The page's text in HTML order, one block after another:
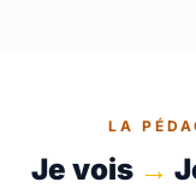
LA
Je vois →